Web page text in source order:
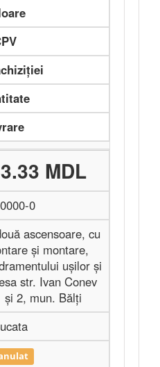
MDL
0
ascensoare, cu
și montare,
ușilor și
str. Ivan Conev
și 2, mun. Bălți